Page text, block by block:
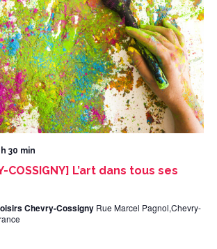
30 min
COSSIGNY] L’art dans tous ses
Chevry-Cossigny Rue Marcel Pagnol,Chevry-